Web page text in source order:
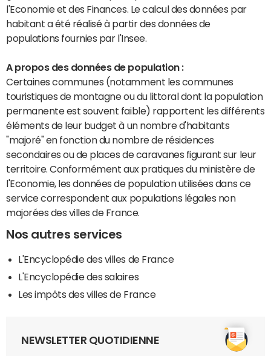
l'Economie et des Finances. Le calcul des données par
habitant a été réalisé à partir des données de
populations fournies par l'Insee.
A propos des données de population :
Certaines communes (notamment les communes
touristiques de montagne ou du littoral dont la population
permanente est souvent faible) rapportent les différents
éléments de leur budget à un nombre d'habitants
"majoré" en fonction du nombre de résidences
secondaires ou de places de caravanes figurant sur leur
territoire. Conformément aux pratiques du ministère de
l'Economie, les données de population utilisées dans ce
service correspondent aux populations légales non
majorées des villes de France.
Nos autres services
L'Encyclopédie des villes de France
L'Encyclopédie des salaires
Les impôts des villes de France
NEWSLETTER QUOTIDIENNE